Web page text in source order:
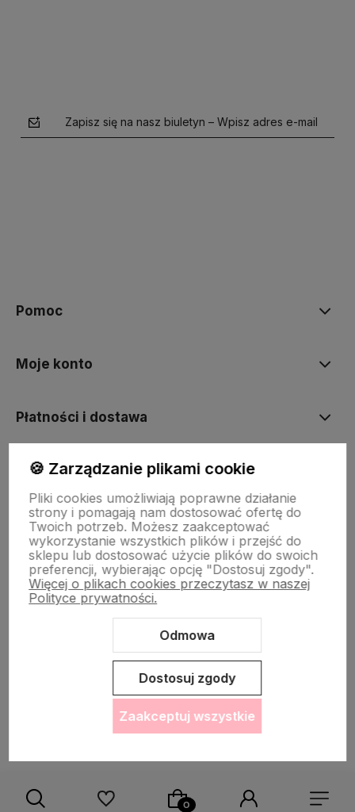
Zapisz się na nasz biuletyn – Wpisz adres e-mail
Pomoc
Moje konto
Płatności i dostawa
Informacje
O nas
Sklep internetowy Shoper Premium
Szablon Shoper Modern 3.0™
🍪 Zarządzanie plikami cookie
Pliki cookies umożliwiają poprawne działanie
strony i pomagają nam dostosować ofertę do
Twoich potrzeb. Możesz zaakceptować
wykorzystanie wszystkich plików i przejść do
sklepu lub dostosować użycie plików do swoich
preferencji, wybierając opcję "Dostosuj zgody".
Więcej o plikach cookies przeczytasz w naszej
Polityce prywatności.
Odmowa
Dostosuj zgody
Zaakceptuj wszystkie